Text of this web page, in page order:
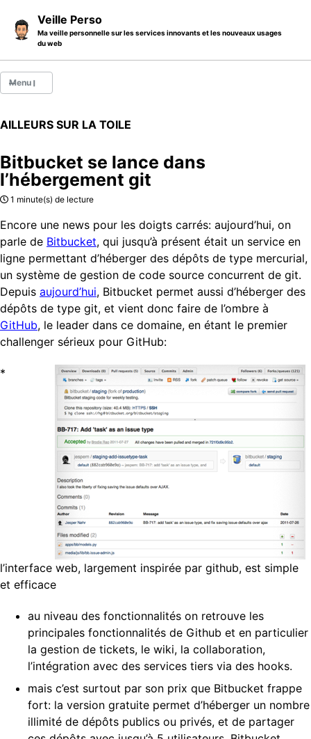
Veille Perso
Ma veille personnelle sur les services innovants et les nouveaux usages
du web
Menu
Catégories
A propos
AILLEURS SUR LA TOILE
Bitbucket se lance dans
l’hébergement git
1 minute(s) de lecture
Encore une news pour les doigts carrés: aujourd’hui, on
parle de Bitbucket, qui jusqu’à présent était un service en
ligne permettant d’héberger des dépôts de type mercurial,
un système de gestion de code source concurrent de git.
Depuis aujourd’hui, Bitbucket permet aussi d’héberger des
dépôts de type git, et vient donc faire de l’ombre à
GitHub, le leader dans ce domaine, en étant le premier
challenger sérieux pour GitHub:
*
l’interface web, largement inspirée par github, est simple
et efficace
au niveau des fonctionnalités on retrouve les
principales fonctionnalités de Github et en particulier
la gestion de tickets, le wiki, la collaboration,
l’intégration avec des services tiers via des hooks.
mais c’est surtout par son prix que Bitbucket frappe
fort: la version gratuite permet d’héberger un nombre
illimité de dépôts publics ou privés, et de partager